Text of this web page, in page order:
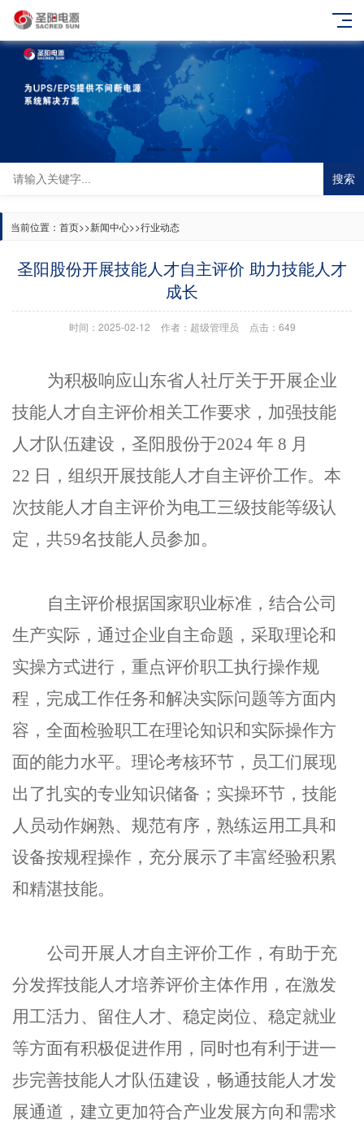
搜索
当前位置： 首页>>新闻中心>>行业动态
圣阳股份开展技能人才自主评价 助力技能人才
成长
时间：2025-02-12 作者：超级管理员 点击：649
为积极响应山东省人社厅关于开展企业
技能人才自主评价相关工作要求，加强技能
人才队伍建设，圣阳股份于2024 年 8 月
22 日，组织开展技能人才自主评价工作。本
次技能人才自主评价为电工三级技能等级认
定，共59名技能人员参加。
自主评价根据国家职业标准，结合公司
生产实际，通过企业自主命题，采取理论和
实操方式进行，重点评价职工执行操作规
程，完成工作任务和解决实际问题等方面内
容，全面检验职工在理论知识和实际操作方
面的能力水平。理论考核环节，员工们展现
出了扎实的专业知识储备；实操环节，技能
人员动作娴熟、规范有序，熟练运用工具和
设备按规程操作，充分展示了丰富经验积累
和精湛技能。
公司开展人才自主评价工作，有助于充
分发挥技能人才培养评价主体作用，在激发
用工活力、留住人才、稳定岗位、稳定就业
等方面有积极促进作用，同时也有利于进一
步完善技能人才队伍建设，畅通技能人才发
展通道，建立更加符合产业发展方向和需求